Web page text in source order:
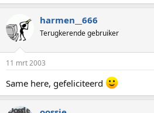
harmen__666
Terugkerende gebruiker
11 mrt 2003
Same here, gefeliciteerd